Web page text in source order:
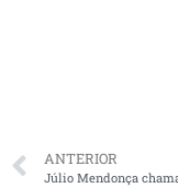
ANTERIOR